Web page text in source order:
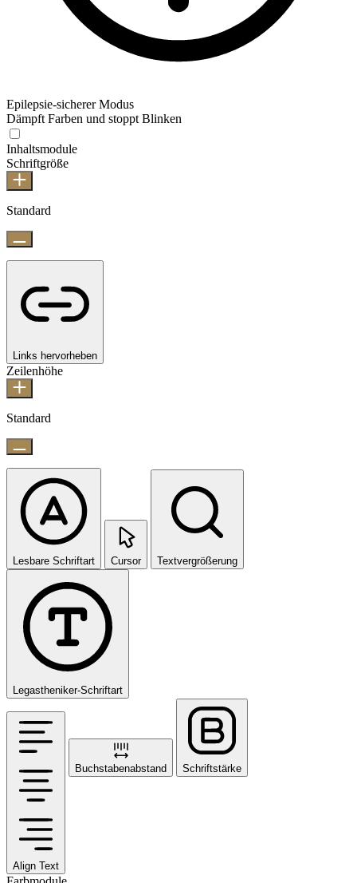
Epilepsie-sicherer Modus
Dämpft Farben und stoppt Blinken
Inhaltsmodule
Schriftgröße
Standard
Links hervorheben
Zeilenhöhe
Standard
Lesbare Schriftart Cursor Textvergrößerung
Legastheniker-Schriftart
Align Text
Buchstabenabstand Schriftstärke